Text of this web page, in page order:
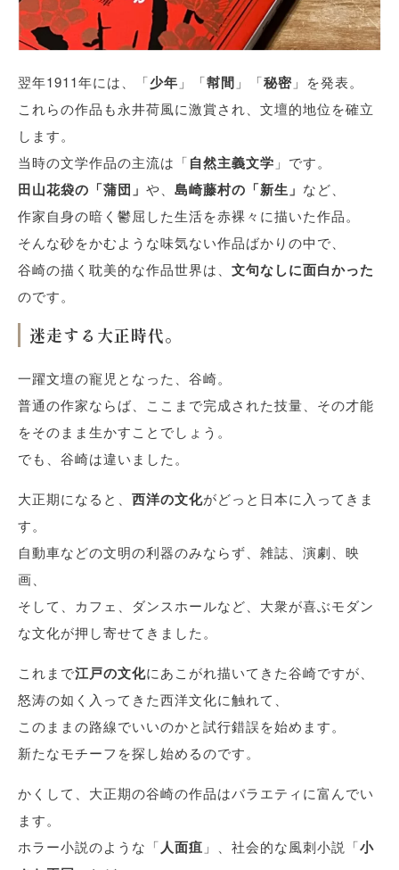
翌年1911年には、「少年 」「幇間 」「秘密 」を発表。
これらの作品も永井荷風に激賞され、文壇的地位を確立
します。
当時の文学作品の主流は「自然主義文学 」です。
田山花袋の「蒲団」 や、 島崎藤村の「新生」 など、
作家自身の暗く鬱屈した生活を赤裸々に描いた作品。
そんな砂をかむような味気ない作品ばかりの中で、
谷崎の描く耽美的な作品世界は、 文句なしに面白かった
のです。
迷走する大正時代。
一躍文壇の寵児となった、谷崎。
普通の作家ならば、ここまで完成された技量、その才能
をそのまま生かすことでしょう。
でも、谷崎は違いました。
大正期になると、 西洋の文化がどっと日本に入ってきま
す。
自動車などの文明の利器のみならず、雑誌、演劇、映
画、
そして、カフェ、ダンスホールなど、大衆が喜ぶモダン
な文化が押し寄せてきました。
これまで江戸の文化にあこがれ描いてきた谷崎ですが、
怒涛の如く入ってきた西洋文化に触れて、
このままの路線でいいのかと試行錯誤を始めます。
新たなモチーフを探し始めるのです。
かくして、大正期の谷崎の作品はバラエティに富んでい
ます。
ホラー小説のような「人面疽 」、社会的な風刺小説「小